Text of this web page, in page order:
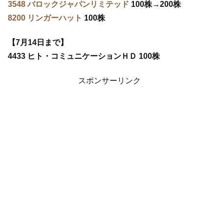
3548 バロックジャパンリミテッド 100株→200株
8200 リンガーハット 100株
【7月14日まで】
4433 ヒト・コミュニケーションＨＤ 100株
スポンサーリンク